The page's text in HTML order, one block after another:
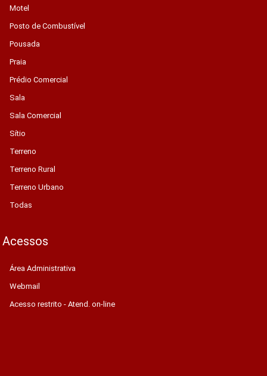
Motel
Posto de Combustível
Pousada
Praia
Prédio Comercial
Sala
Sala Comercial
Sítio
Terreno
Terreno Rural
Terreno Urbano
Todas
Acessos
Área Administrativa
Webmail
Acesso restrito - Atend. on-line